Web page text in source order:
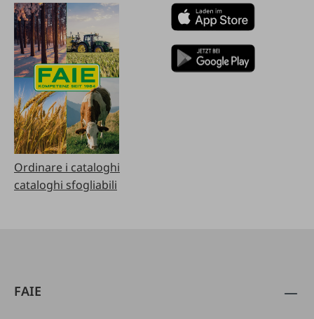
Ordinare i cataloghi
cataloghi sfogliabili
FAIE